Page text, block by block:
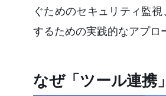
ぐためのセキュリティ監
するための実践的なアプロ
なぜ「ツール連携